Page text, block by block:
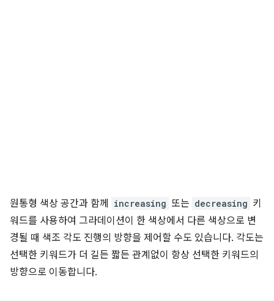
원통형 색상 공간과 함께 increasing 또는 decreasing 키
워드를 사용하여 그라데이션이 한 색상에서 다른 색상으로 변
경될 때 색조 각도 진행의 방향을 제어할 수도 있습니다. 각도는
선택한 키워드가 더 길든 짧든 관계없이 항상 선택한 키워드의
방향으로 이동합니다.